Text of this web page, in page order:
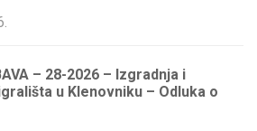
– 28-2026 – Izgradnja i
u Klenovniku – Odluka o